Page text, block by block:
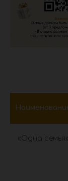
«Одна семья»